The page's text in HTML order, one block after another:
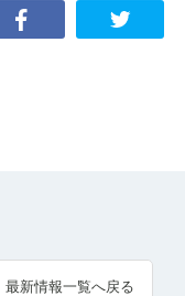
最新情報一覧へ戻る